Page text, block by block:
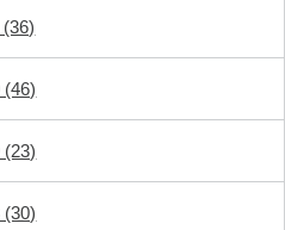
(36)
(46)
(23)
(30)